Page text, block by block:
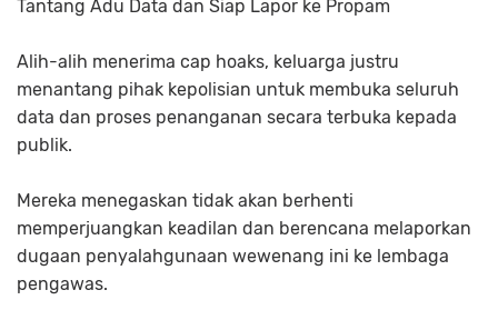
Tantang Adu Data dan Siap Lapor ke Propam
Alih-alih menerima cap hoaks, keluarga justru
menantang pihak kepolisian untuk membuka seluruh
data dan proses penanganan secara terbuka kepada
publik.
Mereka menegaskan tidak akan berhenti
memperjuangkan keadilan dan berencana melaporkan
dugaan penyalahgunaan wewenang ini ke lembaga
pengawas.